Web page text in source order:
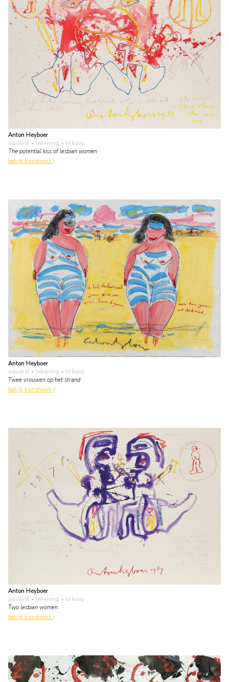
Anton Heyboer
aquarel • tekening • te koop
The potential kiss of lesbian women
bekijk kunstwerk
Anton Heyboer
aquarel • tekening • te koop
Twee vrouwen op het strand
bekijk kunstwerk
Anton Heyboer
aquarel • tekening • te koop
Two lesbian women
bekijk kunstwerk